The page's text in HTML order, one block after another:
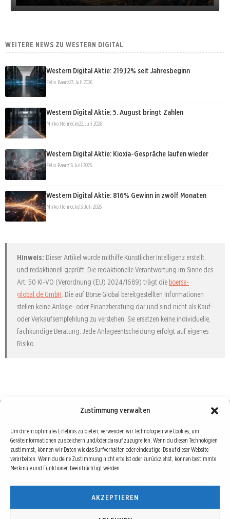
Zustimmung verwalten
Um dir ein optimales Erlebnis zu bieten, verwenden wir Technologien wie Cookies, um
Geräteinformationen zu speichern und/oder darauf zuzugreifen. Wenn du diesen Technologien
zustimmst, können wir Daten wie das Surfverhalten oder eindeutige IDs auf dieser Website
verarbeiten. Wenn du deine Zustimmung nicht erteilst oder zurückziehst, können bestimmte
Merkmale und Funktionen beeinträchtigt werden.
AKZEPTIEREN
WEITERE NEWS ZU WESTERN DIGITAL
Western Digital Aktie: 219,12% seit Jahresbeginn
Felix Baarz23. Juli 2026
Western Digital Aktie: 5. August bringt Zahlen
Mirko Hennecke22. Juli 2026
Western Digital Aktie: Kioxia-Gespräche laufen wieder
Felix Baarz16. Juli 2026
Western Digital Aktie: 816% Gewinn in zwölf Monaten
Mirko Hennecke13. Juli 2026
Hinweis: Dieser Artikel wurde mithilfe Künstlicher Intelligenz erstellt
und redaktionell geprüft. Die redaktionelle Verantwortung im Sinne des
Art. 50 KI-VO (Verordnung (EU) 2024/1689) trägt die boerse-
global.de GmbH. Die auf Börse Global bereitgestellten Informationen
stellen keine Anlage- oder Finanzberatung dar und sind nicht als Kauf-
oder Verkaufsempfehlung zu verstehen. Sie ersetzen keine individuelle,
fachkundige Beratung. Jede Anlageentscheidung erfolgt auf eigenes
Risiko.
Börse : lokal, international, global
Erfolgreiche Börsengeschäfte bedingen vor allem drei Dinge: Verlässliche Informationen,
richtige Interpretationen und unabhängige Informationsquellen. Diese drei Bausteine sind
auch die redaktionelle Leitlinie von Börse Global.
Hinter Börse Global steht ein Team von erfahrenen Finanzjournalisten, die zum Teil schon
seit Jahrzehnten Börse in all ihren Facetten leben und mit diesem Internetprojekt
interessierten Lesern und Investoren ein Angebot machen wollen, sich über spannende